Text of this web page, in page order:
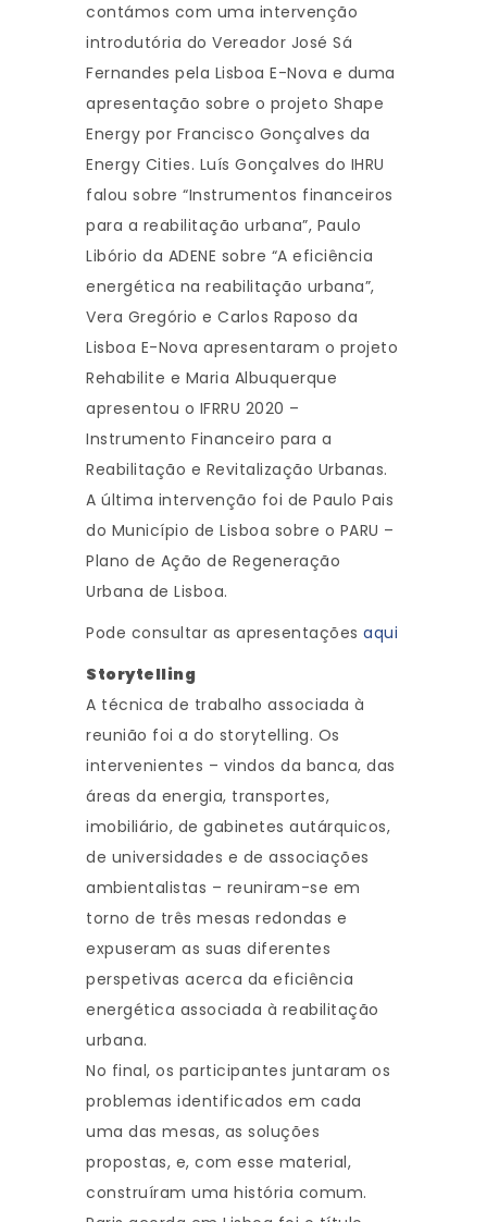
contámos com uma intervenção
introdutória do Vereador José Sá
Fernandes pela Lisboa E-Nova e duma
apresentação sobre o projeto Shape
Energy por Francisco Gonçalves da
Energy Cities. Luís Gonçalves do IHRU
falou sobre “Instrumentos financeiros
para a reabilitação urbana”, Paulo
Libório da ADENE sobre “A eficiência
energética na reabilitação urbana”,
Vera Gregório e Carlos Raposo da
Lisboa E-Nova apresentaram o projeto
Rehabilite e Maria Albuquerque
apresentou o IFRRU 2020 –
Instrumento Financeiro para a
Reabilitação e Revitalização Urbanas.
A última intervenção foi de Paulo Pais
do Município de Lisboa sobre o PARU –
Plano de Ação de Regeneração
Urbana de Lisboa.
Pode consultar as apresentações aqui
Storytelling
A técnica de trabalho associada à
reunião foi a do storytelling. Os
intervenientes – vindos da banca, das
áreas da energia, transportes,
imobiliário, de gabinetes autárquicos,
de universidades e de associações
ambientalistas – reuniram-se em
torno de três mesas redondas e
expuseram as suas diferentes
perspetivas acerca da eficiência
energética associada à reabilitação
urbana.
No final, os participantes juntaram os
problemas identificados em cada
uma das mesas, as soluções
propostas, e, com esse material,
construíram uma história comum.